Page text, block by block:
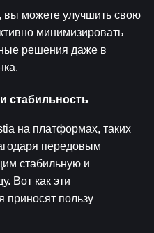
вы можете улучшить свою
минимизировать
решения даже в
стабильность
на платформах, таких
передовым
стабильную и
Вот как эти
приносят пользу